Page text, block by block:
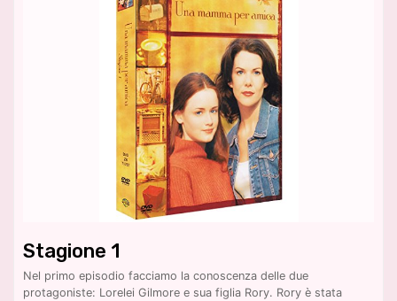
Stagione 1
Nel primo episodio facciamo la conoscenza delle due
protagoniste: Lorelei Gilmore e sua figlia Rory. Rory è stata